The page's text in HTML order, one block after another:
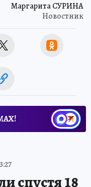
Маргарита СУРИНА
Новостник
спустя 18